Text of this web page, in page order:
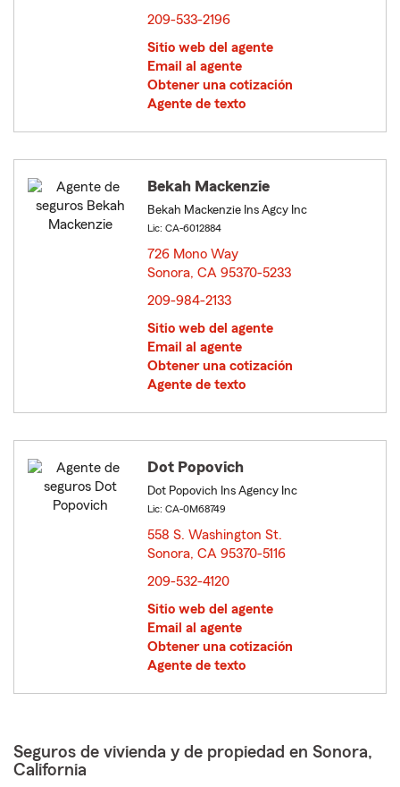
209-533-2196
Sitio web del agente
Email al agente
Obtener una cotización
Agente de texto
Bekah Mackenzie
Bekah Mackenzie Ins Agcy Inc
Lic: CA-6012884
726 Mono Way
Sonora, CA 95370-5233
209-984-2133
Sitio web del agente
Email al agente
Obtener una cotización
Agente de texto
Dot Popovich
Dot Popovich Ins Agency Inc
Lic: CA-0M68749
558 S. Washington St.
Sonora, CA 95370-5116
209-532-4120
Sitio web del agente
Email al agente
Obtener una cotización
Agente de texto
Seguros de vivienda y de propiedad en Sonora,
California